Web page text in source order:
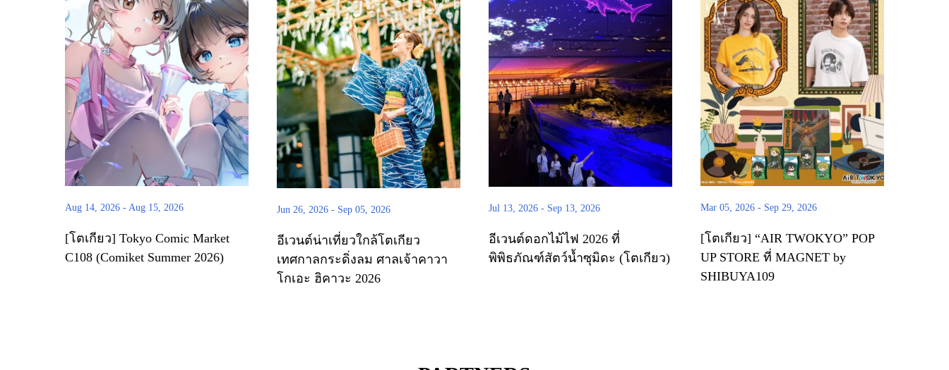
Aug 14, 2026 - Aug 15, 2026
[โตเกียว] Tokyo Comic Market
C108 (Comiket Summer 2026)
Jun 26, 2026 - Sep 05, 2026
อีเวนต์น่าเที่ยวใกล้โตเกียว
เทศกาลกระดิ่งลม ศาลเจ้าคาวา
โกเอะ ฮิคาวะ 2026
Jul 13, 2026 - Sep 13, 2026
อีเวนต์ดอกไม้ไฟ 2026 ที่
พิพิธภัณฑ์สัตว์น้ำซุมิดะ (โตเกียว)
Mar 05, 2026 - Sep 29, 2026
[โตเกียว] “AIR TWOKYO” POP
UP STORE ที่ MAGNET by
SHIBUYA109